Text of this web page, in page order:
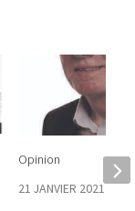
Opinion
21 JANVIER 2021